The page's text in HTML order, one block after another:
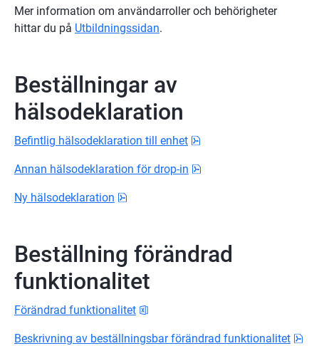
Mer information om användarroller och behörigheter
hittar du på Utbildningssidan.
Beställningar av
hälsodeklaration
Befintlig hälsodeklaration till enhet
Annan hälsodeklaration för drop-in
Ny hälsodeklaration
Beställning förändrad
funktionalitet
Förändrad funktionalitet
Beskrivning av beställningsbar förändrad funktionalitet